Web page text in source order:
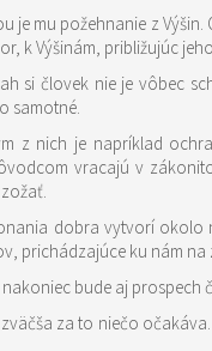
mu požehnanie z
k Výšinám, približujúc
si človek nie je vôbec
samotné.
z nich je napríklad
vracajú v
prichádzajúce ku nám
bude aj
za to niečo